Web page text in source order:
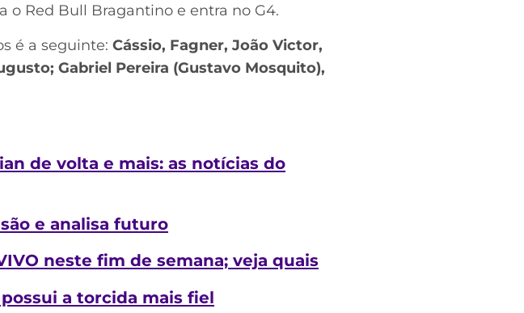
o Red Bull Bragantino e entra no G4.
é a seguinte: Cássio, Fagner, João Victor,
Gabriel Pereira (Gustavo Mosquito),
de volta e mais: as notícias do
e analisa futuro
neste fim de semana; veja quais
a torcida mais fiel